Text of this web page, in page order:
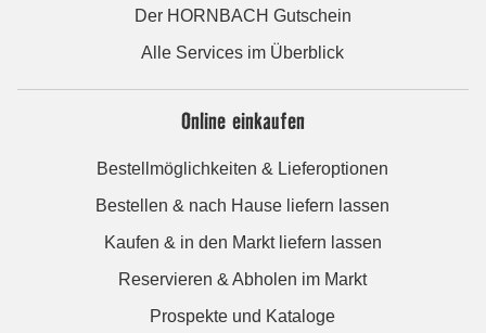
Der HORNBACH Gutschein
Alle Services im Überblick
Online einkaufen
Bestellmöglichkeiten & Lieferoptionen
Bestellen & nach Hause liefern lassen
Kaufen & in den Markt liefern lassen
Reservieren & Abholen im Markt
Prospekte und Kataloge